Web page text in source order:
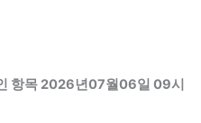
항목 2026년07월06일 09시